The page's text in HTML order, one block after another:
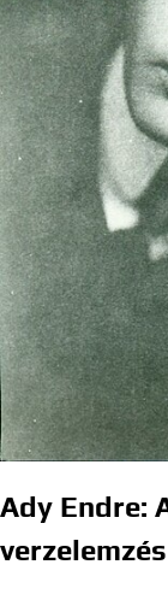
Ady Endre:
verzelemzés